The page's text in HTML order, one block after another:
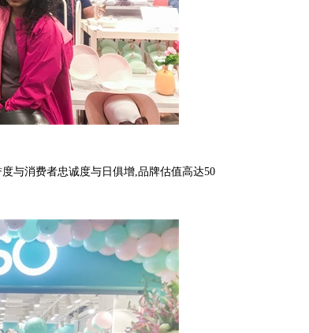
与消费者忠诚度与日俱增,品牌估值高达50